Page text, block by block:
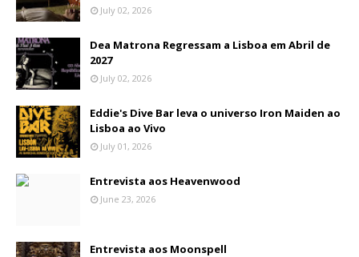
July 02, 2026
Dea Matrona Regressam a Lisboa em Abril de
2027
July 02, 2026
Eddie's Dive Bar leva o universo Iron Maiden ao
Lisboa ao Vivo
July 01, 2026
Entrevista aos Heavenwood
June 23, 2026
Entrevista aos Moonspell